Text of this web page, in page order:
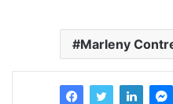
Marleny